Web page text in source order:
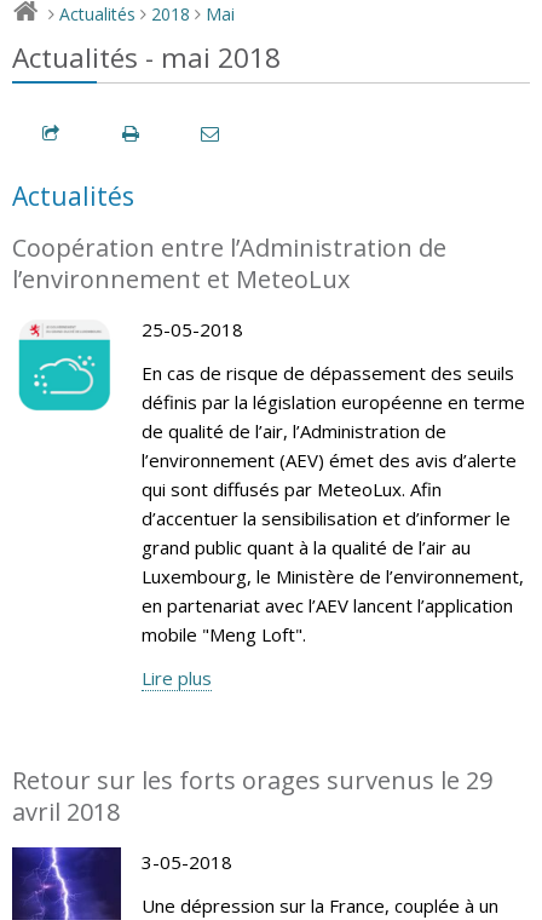
> Actualités > 2018 > Mai
Actualités - mai 2018
Actualités
Coopération entre l’Administration de
l’environnement et MeteoLux
25-05-2018
En cas de risque de dépassement des seuils
définis par la législation européenne en terme
de qualité de l’air, l’Administration de
l’environnement (AEV) émet des avis d’alerte
qui sont diffusés par MeteoLux. Afin
d’accentuer la sensibilisation et d’informer le
grand public quant à la qualité de l’air au
Luxembourg, le Ministère de l’environnement,
en partenariat avec l’AEV lancent l’application
mobile "Meng Loft".
Lire plus
Retour sur les forts orages survenus le 29
avril 2018
3-05-2018
Une dépression sur la France, couplée à un